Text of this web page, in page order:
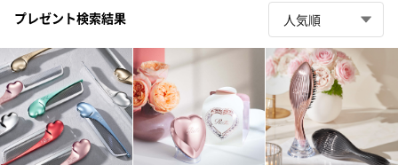
プレゼント検索結果